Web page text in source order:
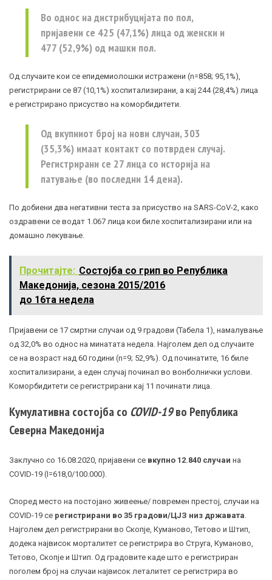
Во однос на дистрибуцијата по пол,
пријавени се 425 (47,1%) лица од женски и
477 (52,9%) од машки пол.
Од случаите кои се епидемиолошки истражени (n=858; 95,1%),
регистрирани се 87 (10,1%) хоспитализирани, а кај 244 (28,4%) лица
е регистрирано присуство на коморбидитети.
Од вкупниот број на нови случаи, 303
(35,3%) имаат контакт со потврден случај.
Регистрирани се 27 лица со историја на
патување (во последни 14 дена).
По добиени два негативни теста за присуство на SARS-CoV-2, како
оздравени се водат 1.067 лица кои биле хоспитализирани или на
домашно лекување.
Прочитајте: Состојба со грип во Република
Македонија, сезона 2015/2016
до 16та недела
Пријавени се 17 смртни случаи од 9 градови (Табела 1), намалување
од 32,0% во однос на минатата недела. Најголем дел од случаите
се на возраст над 60 години (n=9; 52,9%). Од починатите, 16 биле
хоспитализирани, а еден случај починал во вонболнички услови.
Коморбидитети се регистрирани кај 11 починати лица.
Кумулативна состојба со COVID-19во Република
Северна Македонија
Заклучно со 16.08.2020, пријавени се вкупно 12.840 случаи на
COVID-19 (I=618,0/100.000).
Според место на постојано живеење/ повремен престој, случаи на
COVID-19 се регистрирани во 35 градови/ЦЈЗ низ државата.
Најголем дел регистрирани во Скопје, Куманово, Тетово и Штип,
додека највисок морталитет се регистрира во Струга, Куманово,
Тетово, Скопје и Штип. Од градовите каде што е регистриран
поголем број на случаи највисок леталитет се регистрира во